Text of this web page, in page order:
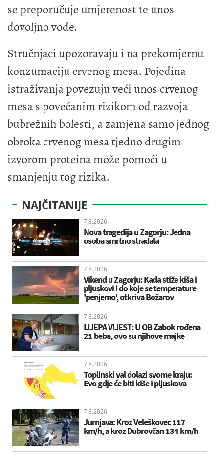
se preporučuje umjerenost te unos
dovoljno vode.
Stručnjaci upozoravaju i na prekomjernu
konzumaciju crvenog mesa. Pojedina
istraživanja povezuju veći unos crvenog
mesa s povećanim rizikom od razvoja
bubrežnih bolesti, a zamjena samo jednog
obroka crvenog mesa tjedno drugim
izvorom proteina može pomoći u
smanjenju tog rizika.
NAJČITANIJE
7.8.2026.
Nova tragedija u Zagorju: Jedna
osoba smrtno stradala
7.8.2026.
Vikend u Zagorju: Kada stiže kiša i
pljuskovi i do koje se temperature
'penjemo', otkriva Božarov
7.8.2026.
LIJEPA VIJEST: U OB Zabok rođena
21 beba, ovo su njihove majke
7.8.2026.
Toplinski val dolazi svome kraju:
Evo gdje će biti kiše i pljuskova
7.8.2026.
Jurnjava: Kroz Veleškovec 117
km/h, a kroz Dubrovčan 134 km/h